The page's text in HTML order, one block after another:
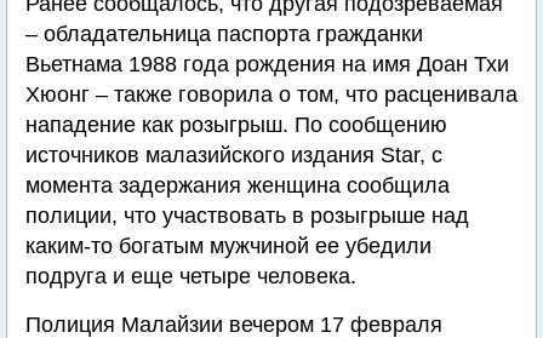
– обладательница паспорта гражданки
Вьетнама 1988 года рождения на имя Доан Тхи
Хюонг – также говорила о том, что расценивала
нападение как розыгрыш. По сообщению
источников малазийского издания Star, с
момента задержания женщина сообщила
полиции, что участвовать в розыгрыше над
каким-то богатым мужчиной ее убедили
подруга и еще четыре человека.
Полиция Малайзии вечером 17 февраля